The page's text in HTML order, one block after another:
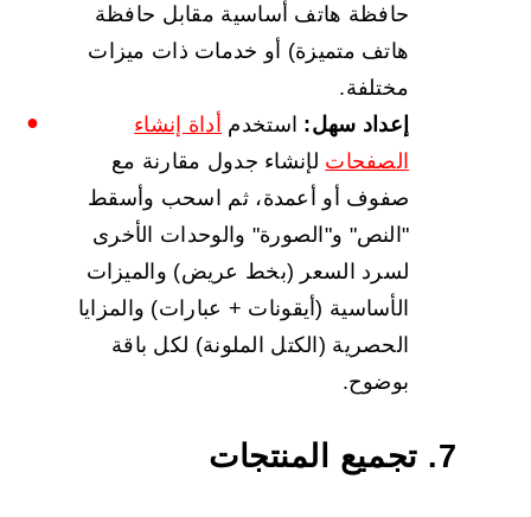
حافظة هاتف أساسية مقابل حافظة
هاتف متميزة) أو خدمات ذات ميزات
مختلفة.
إعداد سهل: استخدم أداة إنشاء
الصفحات لإنشاء جدول مقارنة مع
صفوف أو أعمدة، ثم اسحب وأسقط
"النص" و"الصورة" والوحدات الأخرى
لسرد السعر (بخط عريض) والميزات
الأساسية (أيقونات + عبارات) والمزايا
الحصرية (الكتل الملونة) لكل باقة
بوضوح.
7. تجميع المنتجات